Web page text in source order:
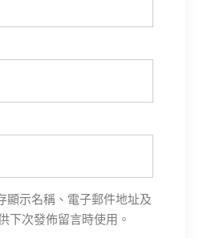
顯示名稱、電子郵件地址及
下次發佈留言時使用。